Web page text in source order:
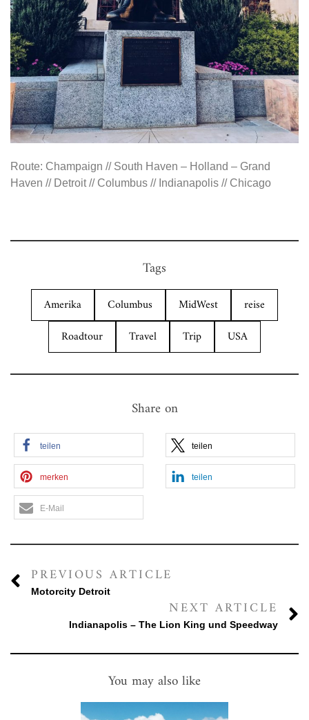
Route: Champaign // South Haven – Holland – Grand
Haven // Detroit // Columbus // Indianapolis // Chicago
Tags
Amerika Columbus MidWest
reise
Roadtour
Travel Trip USA
Share on
teilen teilen
merken teilen
E-Mail
PREVIOUS ARTICLE
Motorcity Detroit
NEXT ARTICLE
Indianapolis – The Lion King und Speedway
You may also like